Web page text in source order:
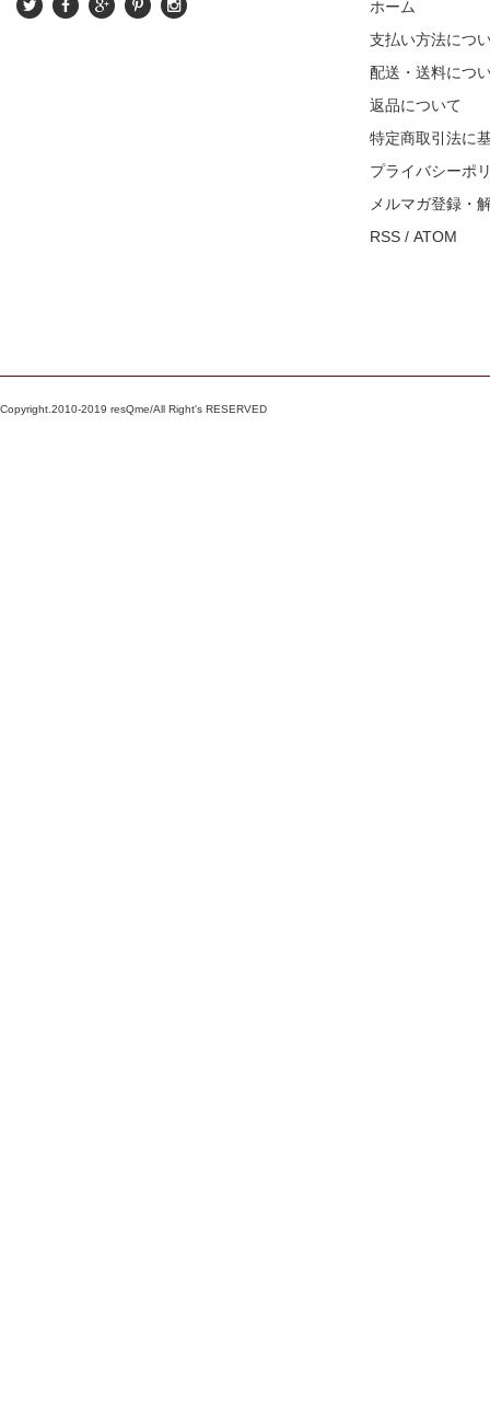
ホーム
支払い方法につ
配送・送料につ
返品について
特定商取引法に
プライバシーポ
メルマガ登録・
RSS / ATOM
Copyright.2010-2019 resQme/All Right's RESERVED